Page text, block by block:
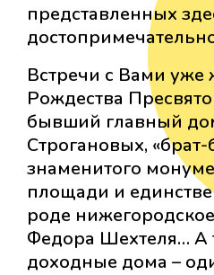
представленных
Встречи с Вами уже
Рождества
бывший главный
Строгановых,
знаменитого
площади и
роде
Федора Шехтеля… А
доходные дома –